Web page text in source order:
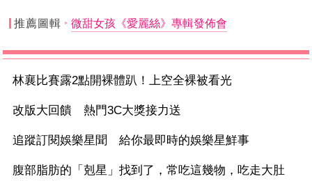
推薦圖輯 微甜女孩《愛麗絲》專輯發佈會
林襄比賽露2點開裸體趴！上空全裸被看光
改版大回饋 熱門3C大獎接力送
追蹤訂閱娛樂星聞 給你最即時的娛樂星鮮事
腹部脂肪的「剋星」找到了，常吃這幾物，吃走大肚